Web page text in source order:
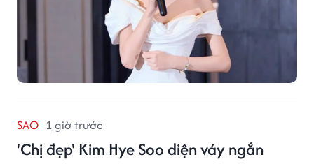
SAO 1 giờ trước
'Chị đẹp' Kim Hye Soo diện váy ngắn